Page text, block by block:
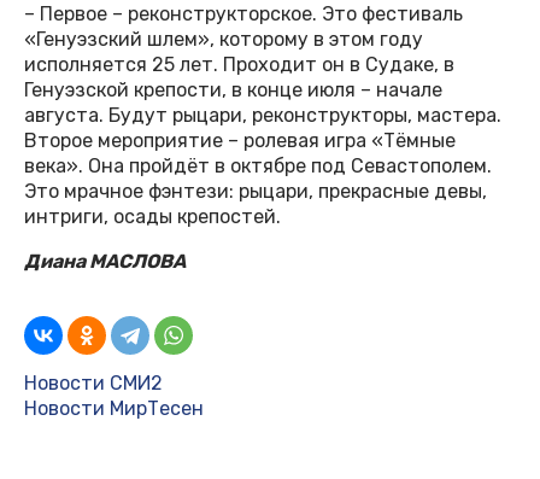
– Первое – реконструкторское. Это фестиваль
«Генуэзский шлем», которому в этом году
исполняется 25 лет. Проходит он в Судаке, в
Генуэзской крепости, в конце июля – начале
августа. Будут рыцари, реконструкторы, мастера.
Второе мероприятие – ролевая игра «Тёмные
века». Она пройдёт в октябре под Севастополем.
Это мрачное фэнтези: рыцари, прекрасные девы,
интриги, осады крепостей.
Диана МАСЛОВА
Новости СМИ2
Новости МирТесен